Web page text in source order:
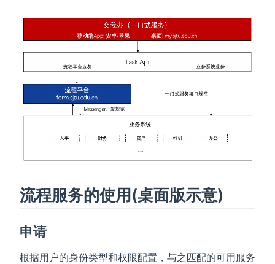
流程服务的使用(桌面版示意)
申请
根据用户的身份类型和权限配置，与之匹配的可用服务